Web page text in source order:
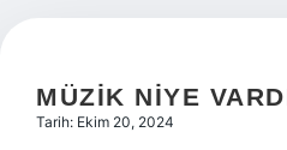
MÜZIK NIYE
Tarih: Ekim 20, 2024